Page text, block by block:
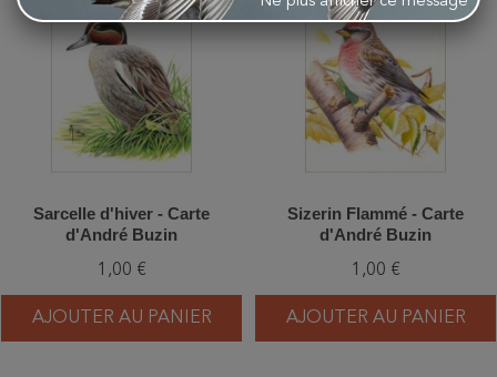
Sarcelle d'hiver - Carte
d'André Buzin
1,00 €
AJOUTER AU PANIER
Sizerin Flammé - Carte
d'André Buzin
1,00 €
AJOUTER AU PANIER